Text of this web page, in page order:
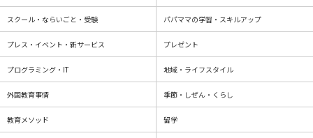
スクール・ならいごと・受験 パパママの学習・スキルアップ
プレス・イベント・新サービス プレゼント
プログラミング・IT 地域・ライフスタイル
外国教育事情 季節・しぜん・くらし
教育メソッド 留学